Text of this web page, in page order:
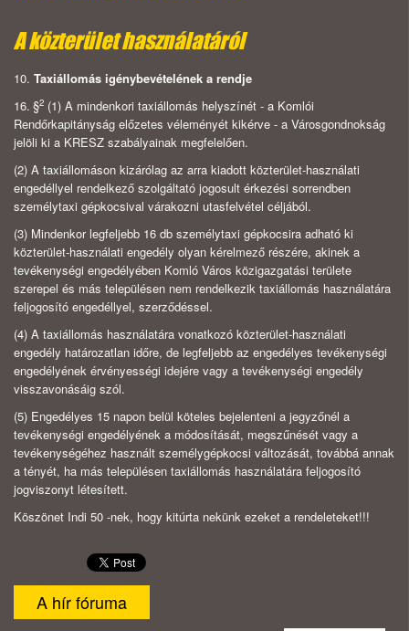
A közterület használatáról
10. Taxiállomás igénybevételének a rendje
16. §2 (1) A mindenkori taxiállomás helyszínét - a Komlói
Rendőrkapitányság előzetes véleményét kikérve - a Városgondnokság
jelöli ki a KRESZ szabályainak megfelelően.
(2) A taxiállomáson kizárólag az arra kiadott közterület-használati
engedéllyel rendelkező szolgáltató jogosult érkezési sorrendben
személytaxi gépkocsival várakozni utasfelvétel céljából.
(3) Mindenkor legfeljebb 16 db személytaxi gépkocsira adható ki
közterület-használati engedély olyan kérelmező részére, akinek a
tevékenységi engedélyében Komló Város közigazgatási területe
szerepel és más településen nem rendelkezik taxiállomás használatára
feljogosító engedéllyel, szerződéssel.
(4) A taxiállomás használatára vonatkozó közterület-használati
engedély határozatlan időre, de legfeljebb az engedélyes tevékenységi
engedélyének érvényességi idejére vagy a tevékenységi engedély
visszavonásáig szól.
(5) Engedélyes 15 napon belül köteles bejelenteni a jegyzőnél a
tevékenységi engedélyének a módosítását, megszűnését vagy a
tevékenységéhez használt személygépkocsi változását, továbbá annak
a tényét, ha más településen taxiállomás használatára feljogosító
jogviszonyt létesített.
Köszönet Indi 50 -nek, hogy kitúrta nekünk ezeket a rendeleteket!!!
A hír fóruma